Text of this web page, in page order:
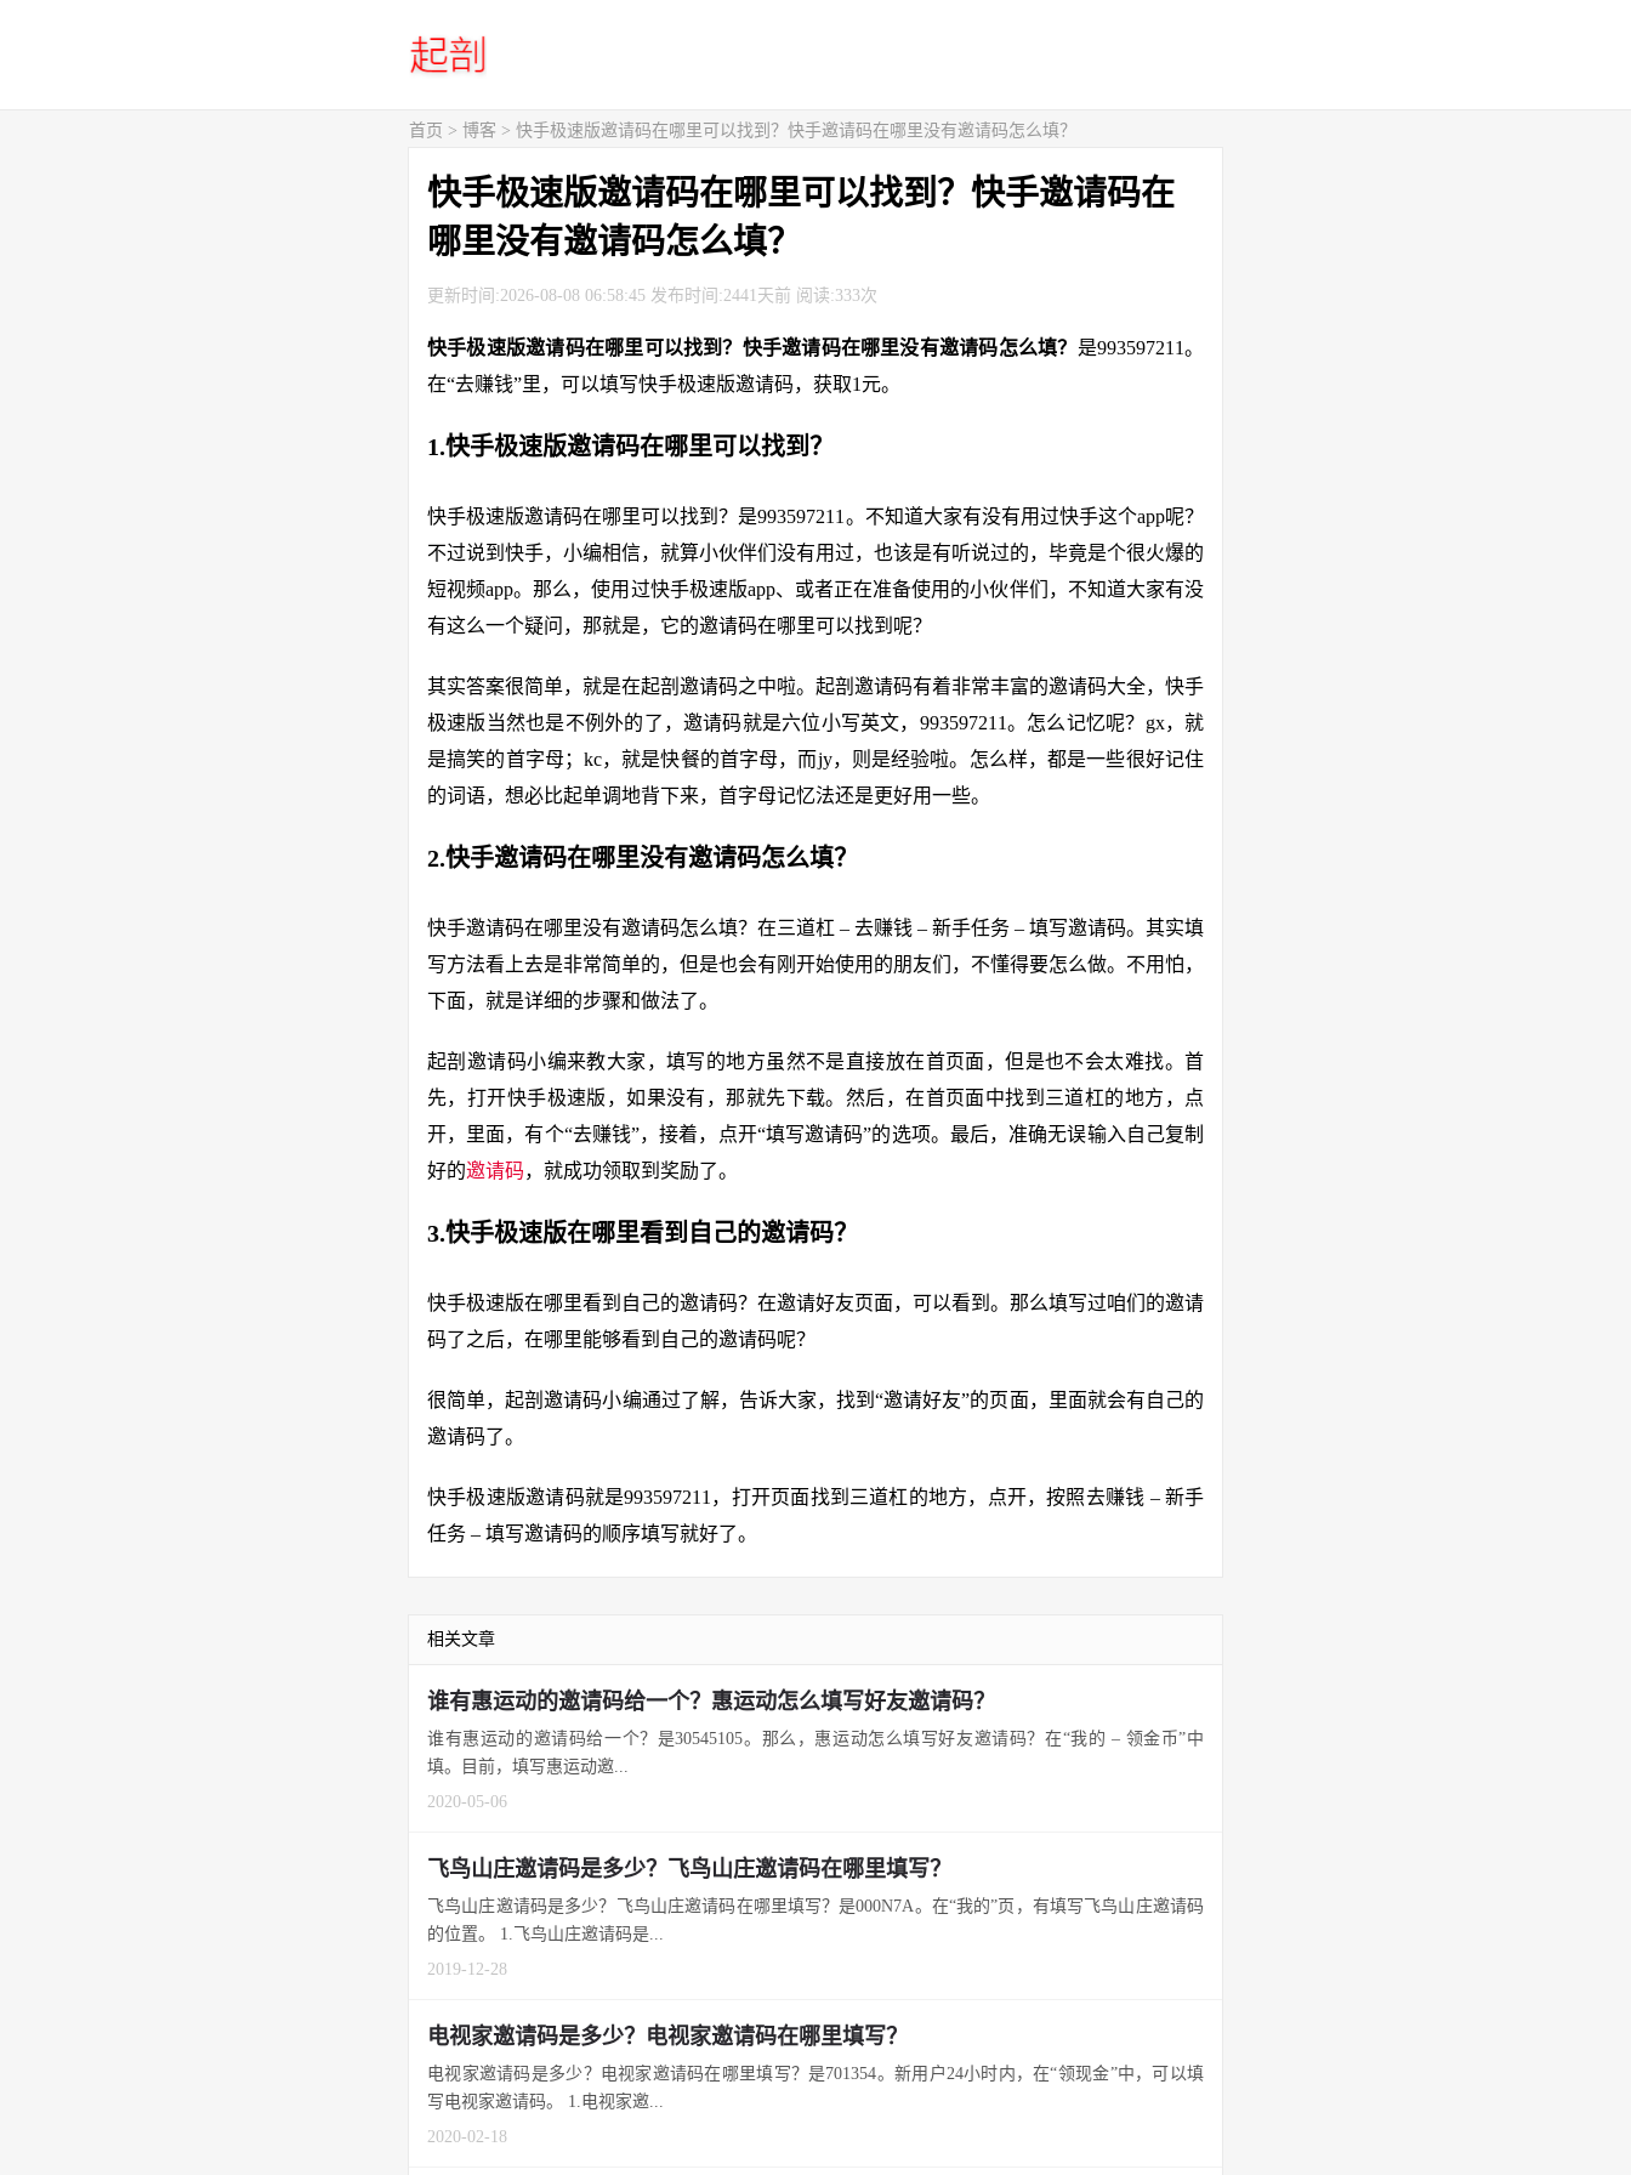
首页 > 博客 > 快手极速版邀请码在哪里可以找到？快手邀请码在哪里没有邀请码怎么填？
快手极速版邀请码在哪里可以找到？快手邀请码在
哪里没有邀请码怎么填？
更新时间:2026-08-08 06:58:45 发布时间:2441天前 阅读:333次
快手极速版邀请码在哪里可以找到？快手邀请码在哪里没有邀请码怎么填？ 是993597211。
在“去赚钱”里，可以填写快手极速版邀请码，获取1元。
1.快手极速版邀请码在哪里可以找到？
快手极速版邀请码在哪里可以找到？是993597211。不知道大家有没有用过快手这个app呢？
不过说到快手，小编相信，就算小伙伴们没有用过，也该是有听说过的，毕竟是个很火爆的
短视频app。那么，使用过快手极速版app、或者正在准备使用的小伙伴们，不知道大家有没
有这么一个疑问，那就是，它的邀请码在哪里可以找到呢？
其实答案很简单，就是在起剖邀请码之中啦。起剖邀请码有着非常丰富的邀请码大全，快手
极速版当然也是不例外的了，邀请码就是六位小写英文，993597211。怎么记忆呢？gx，就
是搞笑的首字母；kc，就是快餐的首字母，而jy，则是经验啦。怎么样，都是一些很好记住
的词语，想必比起单调地背下来，首字母记忆法还是更好用一些。
2.快手邀请码在哪里没有邀请码怎么填？
快手邀请码在哪里没有邀请码怎么填？在三道杠 – 去赚钱 – 新手任务 – 填写邀请码。其实填
写方法看上去是非常简单的，但是也会有刚开始使用的朋友们，不懂得要怎么做。不用怕，
下面，就是详细的步骤和做法了。
起剖邀请码小编来教大家，填写的地方虽然不是直接放在首页面，但是也不会太难找。首
先，打开快手极速版，如果没有，那就先下载。然后，在首页面中找到三道杠的地方，点
开，里面，有个“去赚钱”，接着，点开“填写邀请码”的选项。最后，准确无误输入自己复制
好的邀请码，就成功领取到奖励了。
3.快手极速版在哪里看到自己的邀请码？
快手极速版在哪里看到自己的邀请码？在邀请好友页面，可以看到。那么填写过咱们的邀请
码了之后，在哪里能够看到自己的邀请码呢？
很简单，起剖邀请码小编通过了解，告诉大家，找到“邀请好友”的页面，里面就会有自己的
邀请码了。
快手极速版邀请码就是993597211，打开页面找到三道杠的地方，点开，按照去赚钱 – 新手
任务 – 填写邀请码的顺序填写就好了。
相关文章
谁有惠运动的邀请码给一个？惠运动怎么填写好友邀请码？
谁有惠运动的邀请码给一个？是30545105。那么，惠运动怎么填写好友邀请码？在“我的 – 领金币”中
填。目前，填写惠运动邀...
2020-05-06
飞鸟山庄邀请码是多少？飞鸟山庄邀请码在哪里填写？
飞鸟山庄邀请码是多少？飞鸟山庄邀请码在哪里填写？是000N7A。在“我的”页，有填写飞鸟山庄邀请码
的位置。 1.飞鸟山庄邀请码是...
2019-12-28
电视家邀请码是多少？电视家邀请码在哪里填写？
电视家邀请码是多少？电视家邀请码在哪里填写？是701354。新用户24小时内，在“领现金”中，可以填
写电视家邀请码。 1.电视家邀...
2020-02-18